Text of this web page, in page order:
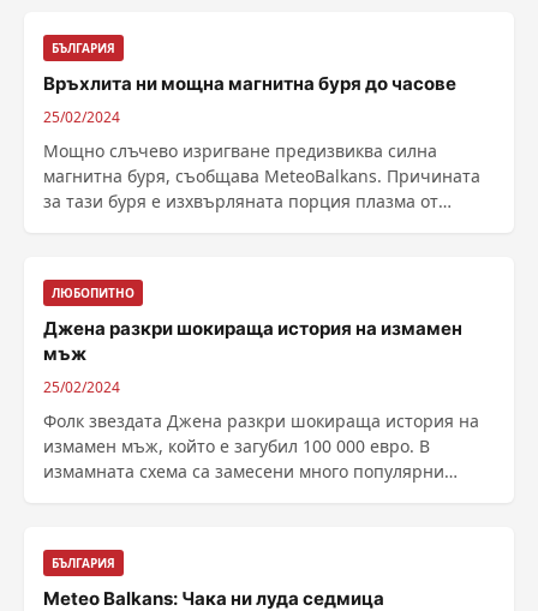
БЪЛГАРИЯ
Връхлита ни мощна магнитна буря до часове
25/02/2024
Мощно слъчево изригване предизвиква силна
магнитна буря, съобщава MeteoBalkans. Причината
за тази буря е изхвърляната порция плазма от
ЛЮБОПИТНО
Джена разкри шокираща история на измамен
мъж
25/02/2024
Фолк звездата Джена разкри шокираща история на
измамен мъж, който е загубил 100 000 евро. В
измамната схема са замесени много популярни
БЪЛГАРИЯ
Meteo Balkans: Чака ни луда седмица